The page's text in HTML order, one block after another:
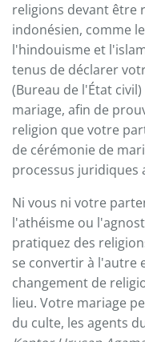
religions devant être
indonésien, comme
l'hindouisme et
tenus de déclarer
(Bureau de l'État
mariage, afin de
religion que votre
de cérémonie de
processus juridiques
Ni vous ni votre
l'athéisme ou
pratiquez des
se convertir à l'autre
changement de
lieu. Votre mariage
du culte, les agents